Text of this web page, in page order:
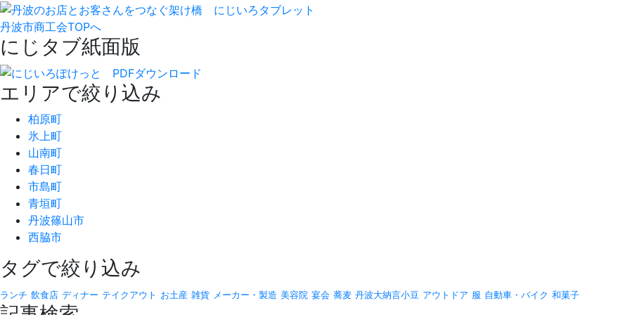
丹波市商工会TOPへ
にじタブ紙面版
エリアで絞り込み
柏原町
氷上町
山南町
春日町
市島町
青垣町
丹波篠山市
西脇市
タグで絞り込み
ランチ 飲食店 ディナー テイクアウト お土産 雑貨 メーカー・製造 美容院 宴会 蕎麦 丹波大納言小豆 アウトドア 服 自動車・バイク 和菓子